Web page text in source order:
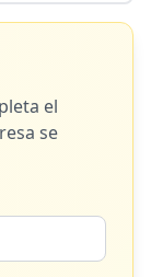
el
se